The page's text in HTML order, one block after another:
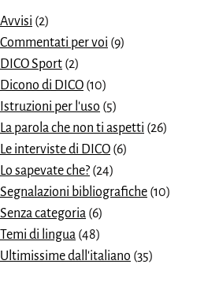
Avvisi (2)
Commentati per voi (9)
DICO Sport (2)
Dicono di DICO (10)
Istruzioni per l'uso (5)
La parola che non ti aspetti (26)
Le interviste di DICO (6)
Lo sapevate che? (24)
Segnalazioni bibliografiche (10)
Senza categoria (6)
Temi di lingua (48)
Ultimissime dall'italiano (35)